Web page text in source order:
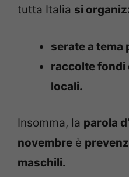
tutta Italia si
serate a tema
raccolte fondi
locali.
Insomma, la parola
novembre è
maschili.